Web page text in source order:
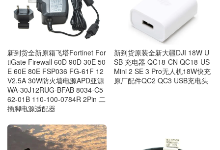
新到货全新原箱飞塔Fortinet For
tiGate Firewall 60D 90D 30E 50
E 60E 80E FSP036 FG-61F 12
V2.5A 30W防火墙电源APD亚源
WA-30J12RUG-BFAB 8034-C5
62-01B 110-100-0784R 2Pin 二
插脚电源适配器
新到货原装全新大疆DJI 18W U
SB 充电器 QC18-CN QC18-US
Mini 2 SE 3 Pro无人机18W快充
原厂配件QC2 QC3 USB充电头